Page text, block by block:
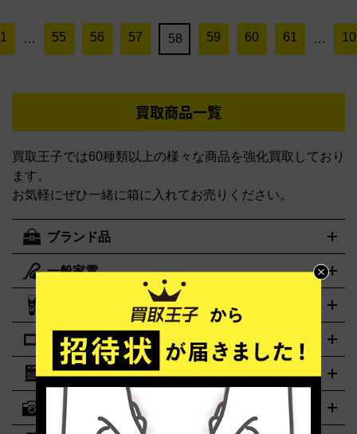
本の中でもどのよう...
1 … 55 56 57 58 59 60 61 …
買取商品一覧
買取王子では60種類以上の様々な商品を強化買取しており
ます。
お気軽にぜひ一緒に箱に入れてお売りください。
ブランド品
ルイ・ヴィトン
シャネル グッチ GUCCI
プラダ フェリージ Felisi ゴヤール
ポーター PORTER トゥミ TUMI トリー バーチ TORY BURCH
ロレックス ROLEX オメガ
アンテプリマ ANTEPRIMA バレンシアガ BALENCIAGA
ボッテガ・ヴェネタ Bottega Veneta バーバリー BURBERRY
一般家電
掃除機 ミシン 電話機・FAX 電池・充電池
家電買取の詳細はこちら
美顔器 脱毛器 ヘアドライヤー ヘアアイロン EMS
フェイ
ボディケア マッサージ機 電気シェーバー
電動歯ブ
ラシ
美容機器の詳細はこちら
キッチン家電
オーブンレンジ・電子レンジ 炊飯器・精米機
ホットプレー
ト・たこ焼き器
ホームベーカリー 電気圧力鍋
ミキサー・カ
ッター
ワインセラー
冷暖房・空調家電
ストーブ ファンヒーター 電気ヒーター ふとん乾燥機
加湿
器、除湿器
空気清浄器 サーキュレーター
カメラ